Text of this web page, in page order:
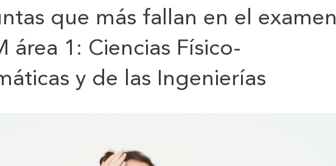
que más fallan en el examen
área 1: Ciencias Físico-
y de las Ingenierías